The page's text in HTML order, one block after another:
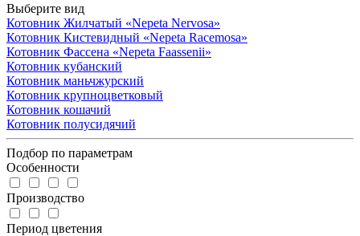
Выберите вид
Котовник Жилчатый «Nepeta Nervosa»
Котовник Кистевидный «Nepeta Racemosa»
Котовник Фассена «Nepeta Faassenii»
Котовник кубанский
Котовник маньчжурский
Котовник крупноцветковый
Котовник кошачий
Котовник полусидячий
Подбор по параметрам
Особенности
Производство
Период цветения